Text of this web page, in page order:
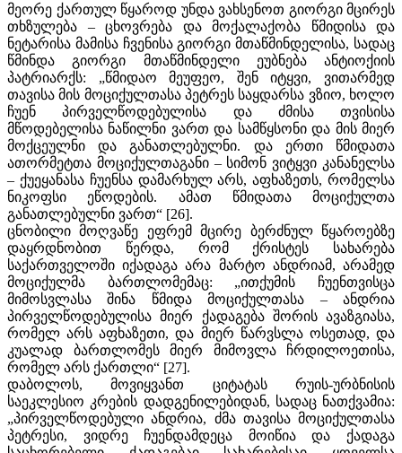
მეორე ქართულ წყაროდ უნდა ვახსენოთ გიორგი მცირეს
თხზულება – ცხოვრება და მოქალაქობა წმიდისა და
ნეტარისა მამისა ჩვენისა გიორგი მთაწმინდელისა, სადაც
წმინდა გიორგი მთაწმინდელი ეუბნება ანტიოქიის
პატრიარქს: „წმიდაო მეუფეო, შენ იტყვი, ვითარმედ
თავისა მის მოციქულთასა პეტრეს საყდარსა ვზიო, ხოლო
ჩუენ პირველწოდებულისა და ძმისა თვისისა
მწოდებელისა ნაწილნი ვართ და სამწყსონი და მის მიერ
მოქცეულნი და განათლებულნი. და ერთი წმიდათა
ათორმეტთა მოციქულთაგანი – სიმონ ვიტყვი კანანელსა
– ქუეყანასა ჩუენსა დამარხულ არს, აფხაზეთს, რომელსა
ნიკოფსი ეწოდების. ამათ წმიდათა მოციქულთა
განათლებულნი ვართ“ [26].
ცნობილი მოღვაწე ეფრემ მცირე ბერძნულ წყაროებზე
დაყრდნობით წერდა, რომ ქრისტეს სახარება
საქართველოში იქადაგა არა მარტო ანდრიამ, არამედ
მოციქულმა ბართლომემაც: „ითქუმის ჩუენთვისცა
მიმოსვლასა შინა წმიდა მოციქულთასა – ანდრია
პირველწოდებულისა მიერ ქადაგება შორის ავაზგიასა,
რომელ არს აფხაზეთი, და მიერ წარვსლა ოსეთად, და
კუალად ბართლომეს მიერ მიმოვლა ჩრდილოეთისა,
რომელ არს ქართლი“ [27].
დაბოლოს, მოვიყვანთ ციტატას რუის-ურბნისის
საეკლესიო კრების დადგენილებიდან, სადაც ნათქვამია:
„პირველწოდებული ანდრია, ძმა თავისა მოციქულთასა
პეტრესი, ვიდრე ჩუენდამდეცა მოიწია და ქადაგა